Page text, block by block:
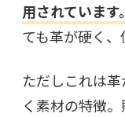
用されています。
ても革が硬く、
ただしこれは
く素材の特徴